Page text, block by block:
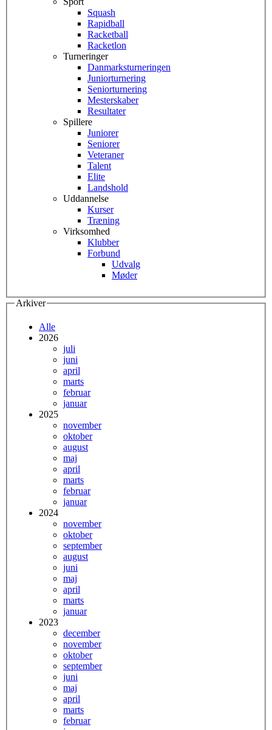
Squash
Rapidball
Racketball
Racketlon
Turneringer
Danmarksturneringen
Juniorturnering
Seniorturnering
Mesterskaber
Resultater
Spillere
Juniorer
Seniorer
Veteraner
Talent
Elite
Landshold
Uddannelse
Kurser
Træning
Virksomhed
Klubber
Forbund
Udvalg
Møder
Arkiver
Alle
2026
juli
juni
april
marts
februar
januar
2025
november
oktober
august
maj
april
marts
februar
januar
2024
november
oktober
september
august
juni
maj
april
marts
januar
2023
december
november
oktober
september
juni
maj
april
marts
februar